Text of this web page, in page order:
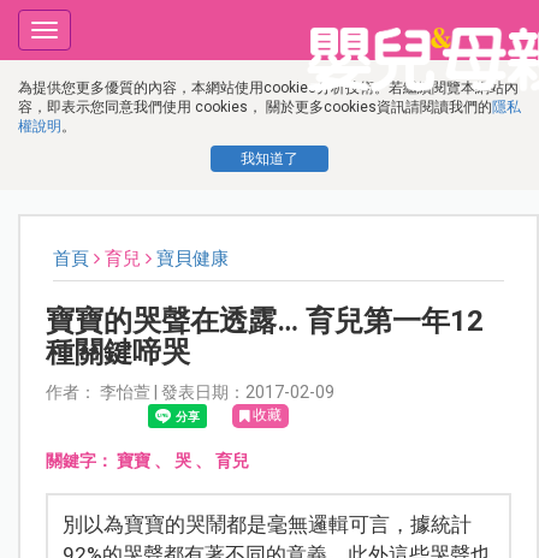
為提供您更多優質的內容，本網站使用cookies分析技術。若繼續閱覽本網站內
容，即表示您同意我們使用 cookies， 關於更多cookies資訊請閱讀我們的隱私
權說明 。
我知道了
Toggle
navigation
首頁 育兒 寶貝健康
寶寶的哭聲在透露… 育兒第一年12
種關鍵啼哭
作者： 李怡萱 | 發表日期：2017-02-09
收藏
關鍵字： 寶寶、 哭、 育兒
別以為寶寶的哭鬧都是毫無邏輯可言，據統計